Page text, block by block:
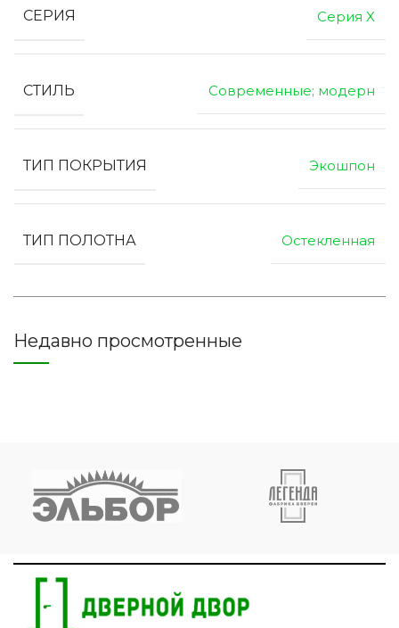
СЕРИЯ Серия X
СТИЛЬ Современные; модерн
ТИП ПОКРЫТИЯ Экошпон
ТИП ПОЛОТНА Остекленная
Недавно просмотренные